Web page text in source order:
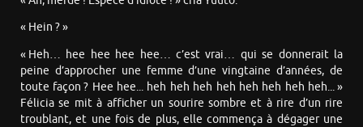
« Hein ? »
« Heh… hee hee hee hee… c’est vrai… qui se donnerait la
peine d’approcher une femme d’une vingtaine d’années, de
toute façon ? Hee hee... heh heh heh heh heh heh heh heh... »
Félicia se mit à afficher un sourire sombre et à rire d’un rire
troublant, et une fois de plus, elle commença à dégager une